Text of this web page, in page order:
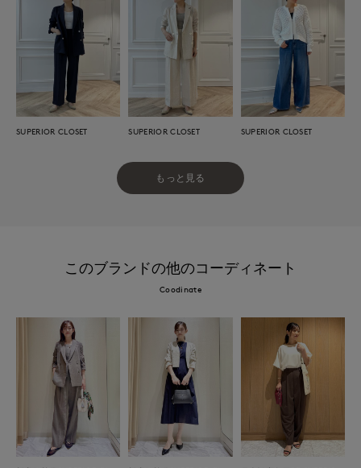
SUPERIOR CLOSET SUPERIOR CLOSET SUPERIOR CLOSET
もっと見る
このブランドの他のコーディネート
Coodinate